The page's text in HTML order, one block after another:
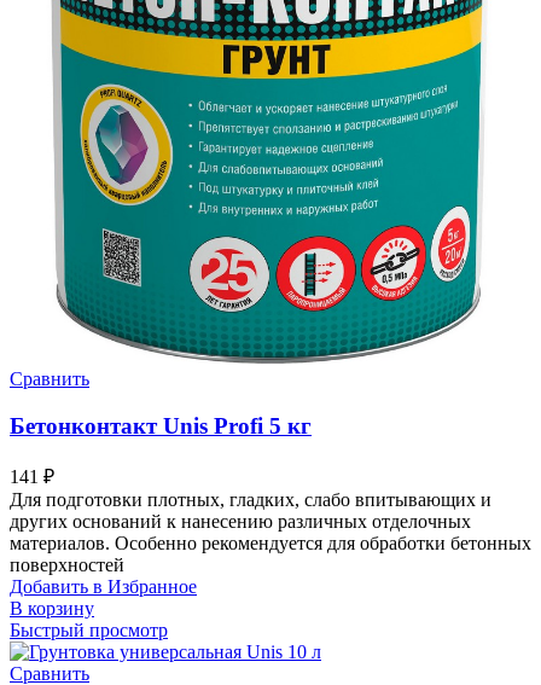
Сравнить
Бетонконтакт Unis Profi 5 кг
141 ₽
Для подготовки плотных, гладких, слабо впитывающих и
других оснований к нанесению различных отделочных
материалов. Особенно рекомендуется для обработки бетонных
поверхностей
Добавить в Избранное
В корзину
Быстрый просмотр
Сравнить